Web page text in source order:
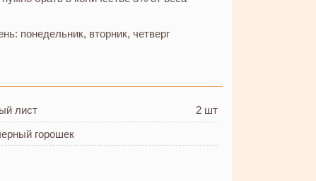
понедельник, вторник, четверг
лист
2 шт
горошек